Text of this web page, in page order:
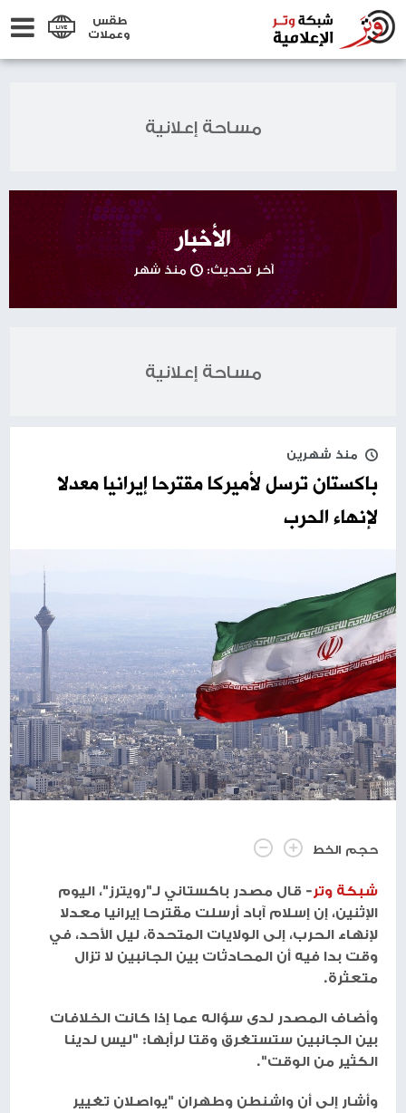
طقس
وعملات
مساحة إعلانية
الأخبار
آخر تحديث: منذ شهر
مساحة إعلانية
منذ شهرين
باكستان ترسل لأميركا مقترحا إيرانيا معدلا
لإنهاء الحرب
حجم الخط
شبكة وتر- قال ⁠مصدر باكستاني لـ"رويترز"، اليوم
الإثنين، إن إسلام آباد أرسلت ‌مقترحا إيرانيا معدلا
لإنهاء الحرب، إلى ‌الولايات ‌المتحدة، ليل الأحد، في
وقت ‌بدا فيه أن ‌المحادثات ⁠بين الجانبين لا تزال
متعثرة.
وأضاف المصدر ⁠لدى ‌سؤاله عما ⁠إذا كانت الخلافات
⁠بين الجانبين ستستغرق وقتا ⁠لرأبها: "ليس لدينا
الكثير من الوقت".
وأشار إلى أن واشنطن وطهران "يواصلان تغيير